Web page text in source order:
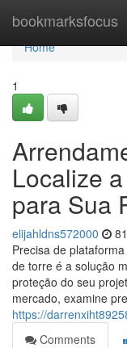
bookmarksfocus
Home
Home
1
Localize
para Sua
elijahldns572000
Precisa de
de torre é a solução
proteção do seu
mercado, examine
https://
Comments